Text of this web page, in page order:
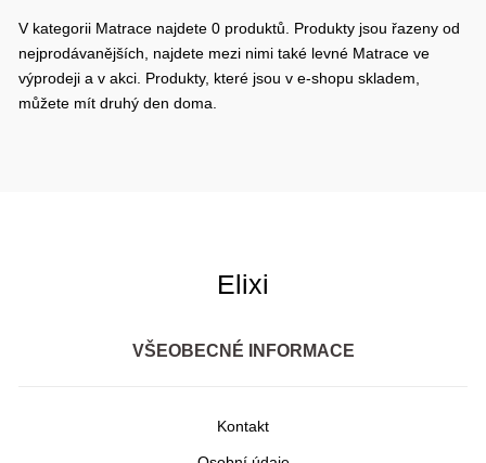
V kategorii Matrace najdete 0 produktů. Produkty jsou řazeny od
nejprodávanějších, najdete mezi nimi také levné Matrace ve
výprodeji a v akci. Produkty, které jsou v e-shopu skladem,
můžete mít druhý den doma.
Elixi
VŠEOBECNÉ INFORMACE
Kontakt